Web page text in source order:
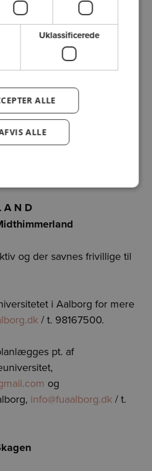
til at kontakte
via fysiske opslag
A N D
og der savnes frivillige til
i Aalborg for mere
/ t. 98167500.
pt. af
og
info@fuaalborg.dk / t.
Uklassificerede
ALLE
ALLE